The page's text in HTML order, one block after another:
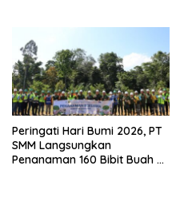
Peringati Hari Bumi 2026, PT
SMM Langsungkan
Penanaman 160 Bibit Buah Di